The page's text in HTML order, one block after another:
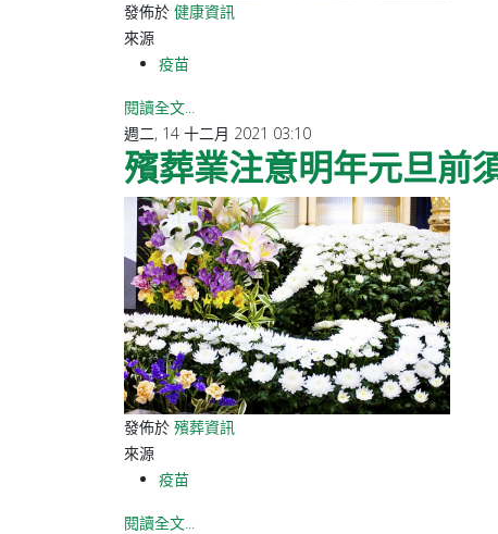
發佈於 健康資訊
來源
疫苗
閱讀全文...
週二, 14 十二月 2021 03:10
殯葬業注意明年元旦前
發佈於 殯葬資訊
來源
疫苗
閱讀全文...